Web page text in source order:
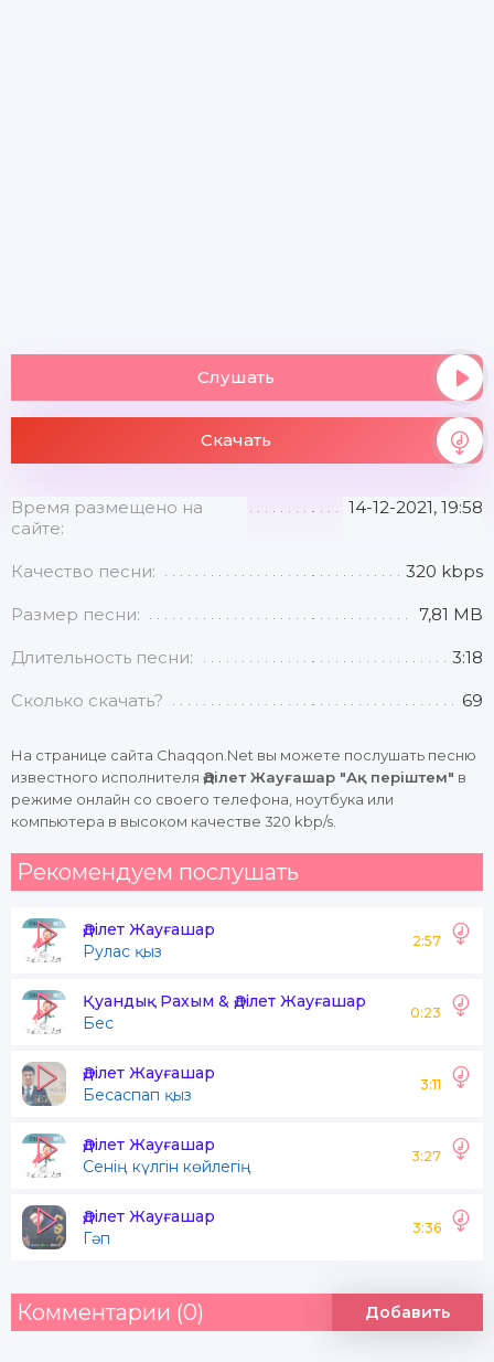
Слушать
Скачать
Время размещено на
сайте:
14-12-2021, 19:58
Качество песни: 320 kbps
Размер песни: 7,81 MB
Длительность песни: 3:18
Сколько скачать? 69
На странице сайта Chaqqon.Net вы можете послушать песню
известного исполнителя Әділет Жауғашар "Ақ періштем" в
режиме онлайн со своего телефона, ноутбука или
компьютера в высоком качестве 320 kbp/s.
Рекомендуем послушать
Әділет Жауғашар
Рулас қыз
2:57
Қуандық Рахым & Әділет Жауғашар
Бес
0:23
Әділет Жауғашар
Бесаспап қыз
3:11
Әділет Жауғашар
Сенің күлгін көйлегің
3:27
Әділет Жауғашар
Гәп
3:36
Комментарии (0) Добавить